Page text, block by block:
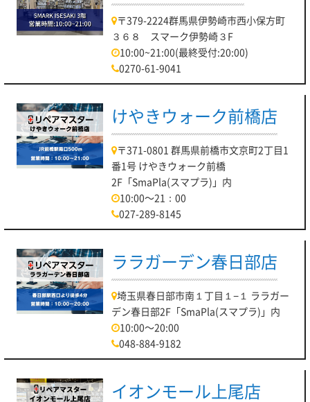
〒379-2224群馬県伊勢崎市西小保方町
３６８ スマーク伊勢崎３F
10:00~21:00(最終受付:20:00)
0270-61-9041
けやきウォーク前橋店
〒371-0801 群馬県前橋市文京町2丁目1
番1号 けやきウォーク前橋
2F「SmaPla(スマプラ)」内
10:00～21：00
027-289-8145
ララガーデン春日部店
埼玉県春日部市南１丁目１−１ ララガー
デン春日部2F「SmaPla(スマプラ)」内
10:00～20:00
048-884-9182
イオンモール上尾店